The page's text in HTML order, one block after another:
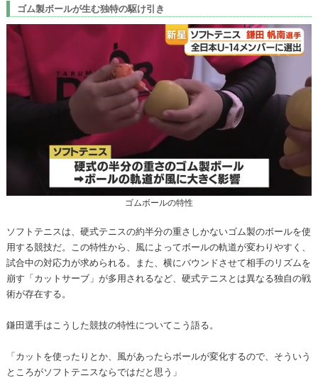
ゴム製ボールが生む独特の駆け引き
ゴムボールの特性
ソフトテニスは、硬式テニスの約半分の重さしかないゴム製のボールを使
用する競技だ。この特性から、風によってボールの軌道が変わりやすく、
試合中の対応力が求められる。また、横にバウンドさせて相手のリズムを
崩す「カットサーブ」が多用されるなど、硬式テニスとは異なる独自の戦
術が存在する。
鎌田選手はこうした競技の特性についてこう語る。
「カットを使ったりとか、風があったらボールが変化するので、そういう
ところがソフトテニスならではだと思う」